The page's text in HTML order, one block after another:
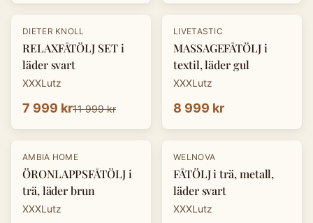
-33%
DIETER KNOLL
RELAXFÅTÖLJ SET i
läder svart
XXXLutz
7 999 kr11 999 kr
LIVETASTIC
MASSAGEFÅTÖLJ i
textil, läder gul
XXXLutz
8 999 kr
-30%
AMBIA HOME
ÖRONLAPPSFÅTÖLJ i
trä, läder brun
XXXLutz
-30 %
WELNOVA
FÅTÖLJ i trä, metall,
läder svart
XXXLutz